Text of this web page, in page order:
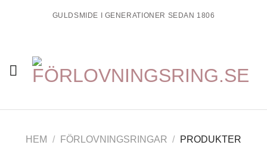
GULDSMIDE I GENERATIONER SEDAN 1806
HEM / FÖRLOVNINGSRINGAR /
PRODUKTER